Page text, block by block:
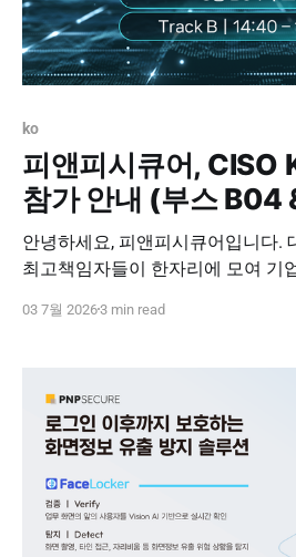
ko
피앤피시큐어, CISO
참가 안내 (부스 B04
안녕하세요, 피앤피시큐어입니다. 대한민국 대표 정보보호
최고책임자들이 한자리에 모여 기
임이 '방어'에서 '선제적 통제'로 변
지 않는 내부 자산과 데이터 사각
03 7월 20263 min read